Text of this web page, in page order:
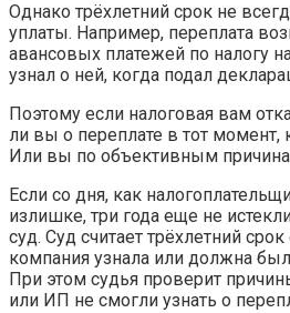
Однако трёхлетний срок не
уплаты. Например, переплата
авансовых платежей по налогу
узнал о ней, когда подал
Поэтому если налоговая вам
ли вы о переплате в тот момент,
Или вы по объективным
Если со дня, как
излишке, три года еще не
суд. Суд считает трёхлетний
компания узнала или должна
При этом судья проверит
или ИП не смогли узнать о